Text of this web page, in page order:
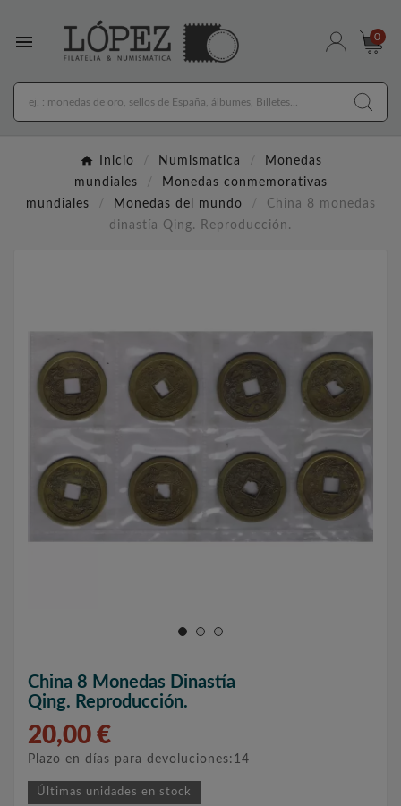
 0
Inicio Numismatica
Monedas
mundiales
Monedas conmemorativas
mundiales
Monedas del mundo
China 8 monedas
dinastía Qing. Reproducción.
China 8 Monedas Dinastía
Qing. Reproducción.
20,00 €
Plazo en días para devoluciones:14
Últimas unidades en stock